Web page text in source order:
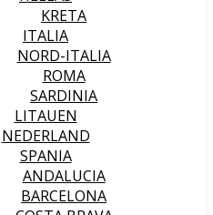
KRETA
ITALIA
NORD-ITALIA
ROMA
SARDINIA
LITAUEN
NEDERLAND
SPANIA
ANDALUCIA
BARCELONA